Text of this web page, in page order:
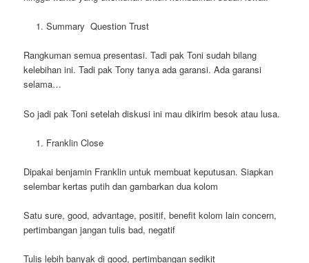
Summary Question Trust
Rangkuman semua presentasi. Tadi pak Toni sudah bilang
kelebihan ini. Tadi pak Tony tanya ada garansi. Ada garansi
selama…
So jadi pak Toni setelah diskusi ini mau dikirim besok atau lusa.
Franklin Close
Dipakai benjamin Franklin untuk membuat keputusan. Siapkan
selembar kertas putih dan gambarkan dua kolom
Satu sure, good, advantage, positif, benefit kolom lain concern,
pertimbangan jangan tulis bad, negatif
Tulis lebih banyak di good, pertimbangan sedikit